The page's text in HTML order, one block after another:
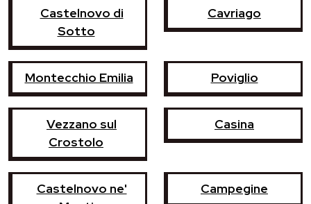
Castelnovo di
Sotto
Cavriago
Montecchio Emilia Poviglio
Vezzano sul
Crostolo
Casina
Castelnovo ne'
Campegine